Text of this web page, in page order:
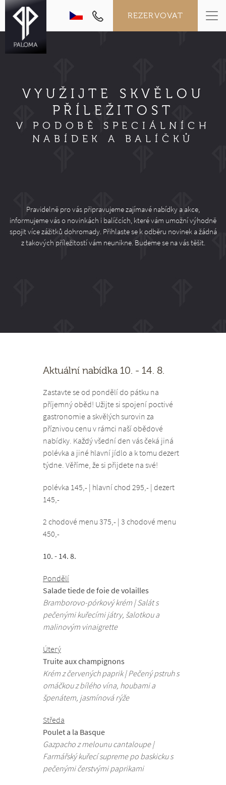
REZERVOVAT
VYUŽIJTE SKVĚLOU
PŘÍLEŽITOST
V PODOBĚ SPECIÁLNÍCH
NABÍDEK A BALÍČKŮ
Pravidelně pro vás připravujeme zajímavé nabídky a akce,
informujeme vás o novinkách i balíčcích, které vám umožní výhodně
spojit více zážitků dohromady. Přihlaste se k odběru novinek a žádná
z takových příležitostí vám neunikne. Budeme se na vás těšit.
Aktuální nabídka 10. - 14. 8.
Zastavte se od pondělí do pátku na
příjemný oběd! Užijte si spojení poctivé
gastronomie a skvělých surovin za
příznivou cenu v rámci naší obědové
nabídky. Každý všední den vás čeká jiná
polévka a jiné hlavní jídlo a k tomu dezert
týdne. Věříme, že si přijdete na své!
polévka 145,- | hlavní chod 295,- | dezert
145,-
2 chodové menu 375,- | 3 chodové menu
450,-
10. - 14. 8.
Pondělí
Salade tiede de foie de volailles
Bramborovo-pórkový krém | Salát s
pečenými kuřecími játry, šalotkou a
malinovým vinaigrette
Úterý
Truite aux champignons
Krém z červených paprik | Pečený pstruh s
omáčkou z bílého vína, houbami a
špenátem, jasmínová rýže
Středa
Poulet a la Basque
Gazpacho z melounu cantaloupe |
Farmářský kuřecí supreme po baskicku s
pečenými čerstvými paprikami